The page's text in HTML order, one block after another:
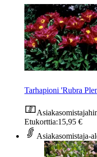
Tarhapioni 'Rubra
Etukorttia:15,95 €
Asiakasomistaja-